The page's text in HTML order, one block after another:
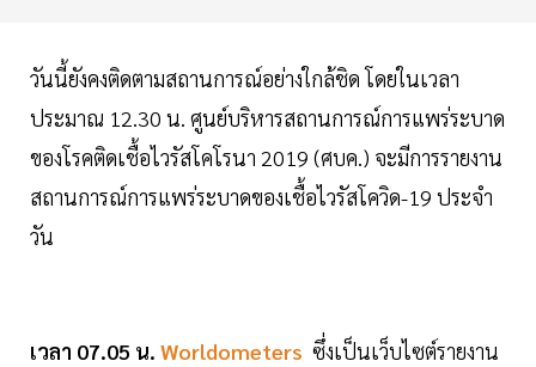
วันนี้ยังคงติดตามสถานการณ์อย่างใกล้ชิด โดยในเวลา
ประมาณ 12.30 น. ศูนย์บริหารสถานการณ์การแพร่ระบาด
ของโรคติดเชื้อไวรัสโคโรนา 2019 (ศบค.) จะมีการรายงาน
สถานการณ์การแพร่ระบาดของเชื้อไวรัสโควิด-19 ประจำ
วัน
เวลา 07.05 น. Worldometers ซึ่งเป็นเว็บไซต์รายงาน